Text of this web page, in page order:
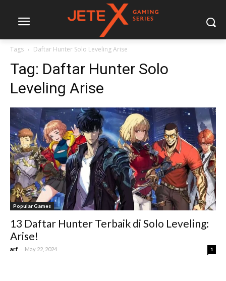
Tags Daftar Hunter Solo Leveling Arise
Tag: Daftar Hunter Solo
Leveling Arise
Popular Games
13 Daftar Hunter Terbaik di Solo Leveling:
Arise!
arf - May 22, 2024 1